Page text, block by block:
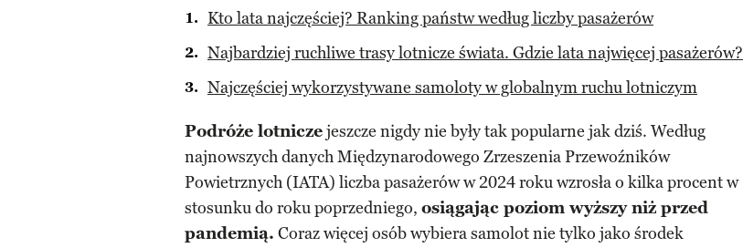
Kto lata najczęściej? Ranking państw według liczby pasażerów
Najbardziej ruchliwe trasy lotnicze świata. Gdzie lata najwięcej pasażerów?
Najczęściej wykorzystywane samoloty w globalnym ruchu lotniczym
Podróże lotniczejeszcze nigdy nie były tak popularne jak dziś. Według
najnowszych danych Międzynarodowego Zrzeszenia Przewoźników
Powietrznych (IATA) liczba pasażerów w 2024 roku wzrosła o kilka procent w
stosunku do roku poprzedniego, osiągając poziom wyższy niż przed
pandemią. Coraz więcej osób wybiera samolot nie tylko jako środek